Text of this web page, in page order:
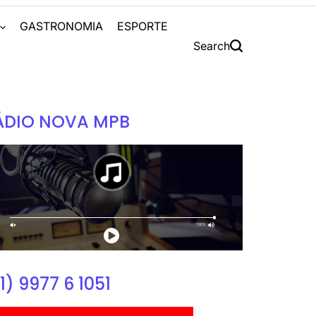
GASTRONOMIA
ESPORTE
Search
NOVA MPB
9977 6 1051